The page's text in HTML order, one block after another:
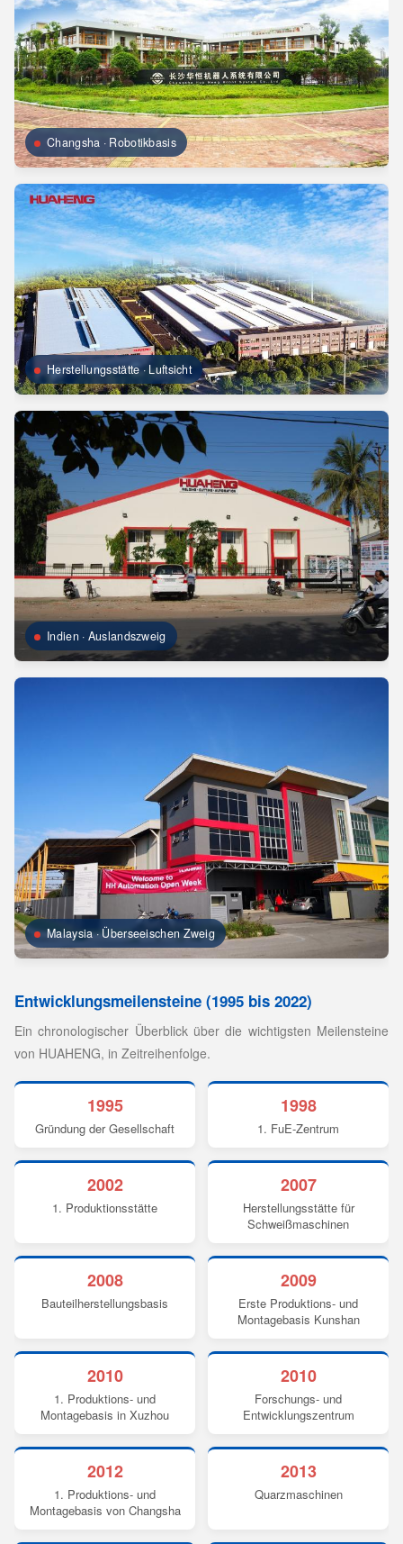
Changsha · Robotikbasis
Herstellungsstätte · Luftsicht
Indien · Auslandszweig
Malaysia · Überseeischen Zweig
Entwicklungsmeilensteine (1995 bis 2022)
Ein chronologischer Überblick über die wichtigsten Meilensteine
von HUAHENG, in Zeitreihenfolge.
1995
Gründung der Gesellschaft
1998
1. FuE-Zentrum
2002
1. Produktionsstätte
2007
Herstellungsstätte für
Schweißmaschinen
2008
Bauteilherstellungsbasis
2009
Erste Produktions- und
Montagebasis Kunshan
2010
1. Produktions- und
Montagebasis in Xuzhou
2010
Forschungs- und
Entwicklungszentrum
2012
1. Produktions- und
Montagebasis von Changsha
2013
Quarzmaschinen